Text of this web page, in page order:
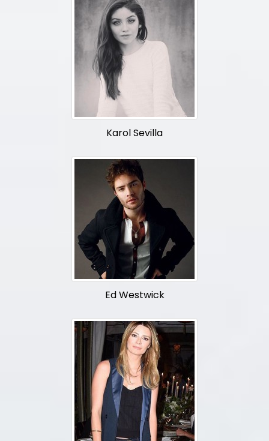
Karol Sevilla
Ed Westwick